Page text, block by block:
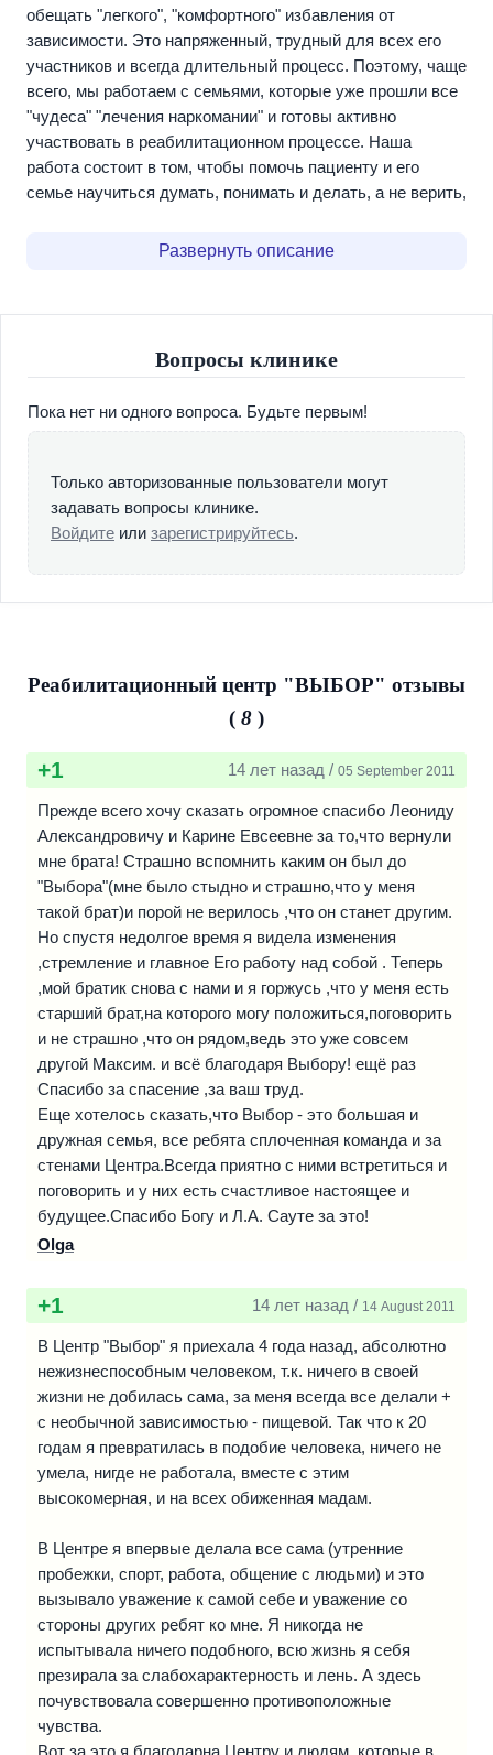
обещать "легкого", "комфортного" избавления от
зависимости. Это напряженный, трудный для всех его
участников и всегда длительный процесс. Поэтому, чаще
всего, мы работаем с семьями, которые уже прошли все
"чудеса" "лечения наркомании" и готовы активно
участвовать в реабилитационном процессе. Наша
работа состоит в том, чтобы помочь пациенту и его
семье научиться думать, понимать и делать, а не верить,
Развернуть описание
Вопросы клинике
Пока нет ни одного вопроса. Будьте первым!
Только авторизованные пользователи могут
задавать вопросы клинике.
Войдите или зарегистрируйтесь.
Реабилитационный центр "ВЫБОР" отзывы
( 8 )
+1 14 лет назад / 05 September 2011
Прежде всего хочу сказать огромное спасибо Леониду
Александровичу и Карине Евсеевне за то,что вернули
мне брата! Страшно вспомнить каким он был до
"Выбора"(мне было стыдно и страшно,что у меня
такой брат)и порой не верилось ,что он станет другим.
Но спустя недолгое время я видела изменения
,стремление и главное Его работу над собой . Теперь
,мой братик снова с нами и я горжусь ,что у меня есть
старший брат,на которого могу положиться,поговорить
и не страшно ,что он рядом,ведь это уже совсем
другой Максим. и всё благодаря Выбору! ещё раз
Спасибо за спасение ,за ваш труд.
Еще хотелось сказать,что Выбор - это большая и
дружная семья, все ребята сплоченная команда и за
стенами Центра.Всегда приятно с ними встретиться и
поговорить и у них есть счастливое настоящее и
будущее.Спасибо Богу и Л.А. Сауте за это!
Olga
+1 14 лет назад / 14 August 2011
В Центр "Выбор" я приехала 4 года назад, абсолютно
нежизнеспособным человеком, т.к. ничего в своей
жизни не добилась сама, за меня всегда все делали +
с необычной зависимостью - пищевой. Так что к 20
годам я превратилась в подобие человека, ничего не
умела, нигде не работала, вместе с этим
высокомерная, и на всех обиженная мадам.
В Центре я впервые делала все сама (утренние
пробежки, спорт, работа, общение с людьми) и это
вызывало уважение к самой себе и уважение со
стороны других ребят ко мне. Я никогда не
испытывала ничего подобного, всю жизнь я себя
презирала за слабохарактерность и лень. А здесь
почувствовала совершенно противоположные
чувства.